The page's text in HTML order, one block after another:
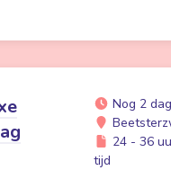
Nog 2
24 - 36
tijd